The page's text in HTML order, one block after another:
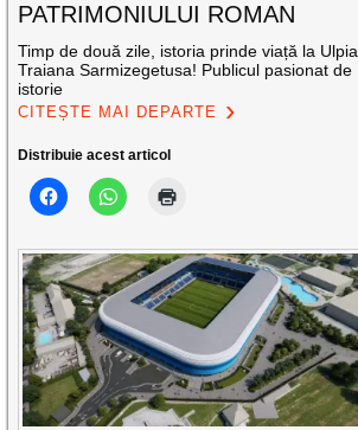
PATRIMONIULUI ROMAN
Timp de două zile, istoria prinde viață la Ulpia
Traiana Sarmizegetusa! Publicul pasionat de
istorie
CITEȘTE MAI DEPARTE
Distribuie acest articol